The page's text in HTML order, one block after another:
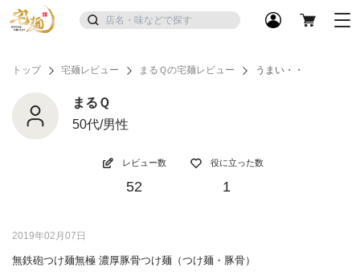
トップ 宅麺レビュー まるＱの宅麺レビュー うまい・・
まるＱ
50代/男性
レビュー数
52
役に立った数
1
2019年02月07日
無鉄砲つけ麺無極 濃厚豚骨つけ麺（つけ麺・豚骨）